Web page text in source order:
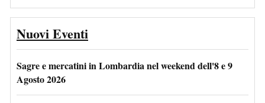
Nuovi Eventi
Sagre e mercatini in Lombardia nel weekend dell'8 e 9
Agosto 2026